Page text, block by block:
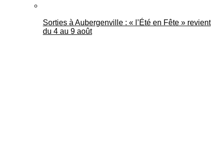
Sorties à Aubergenville : « l’Été en Fête » revient
du 4 au 9 août